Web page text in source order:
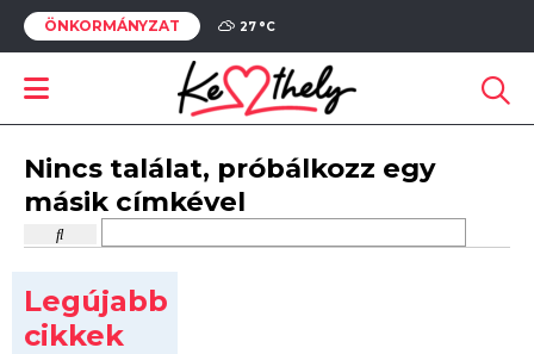
ÖNKORMÁNYZAT 27 °C
Nincs találat, próbálkozz egy
másik címkével
Legújabb
cikkek